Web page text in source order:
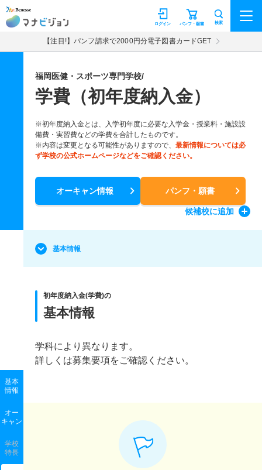
マナビジョン パンフ・願書
ログイン 検索
【注目!】パンフ請求で2000円分電子図書カードGET
福岡医健・スポーツ専門学校/
学費（初年度納入金）
※初年度納入金とは、入学初年度に必要な入学金・授業料・施設設
備費・実習費などの学費を合計したものです。
※内容は変更となる可能性がありますので、 最新情報については必
ず学校の公式ホームページなどをご確認ください。
オーキャン情報 パンフ・願書
候補校に追加
基本
情報
オー
キャン
学校
特長
基本情報
初年度納入金(学費)の
基本情報
学科により異なります。
詳しくは募集要項をご確認ください。